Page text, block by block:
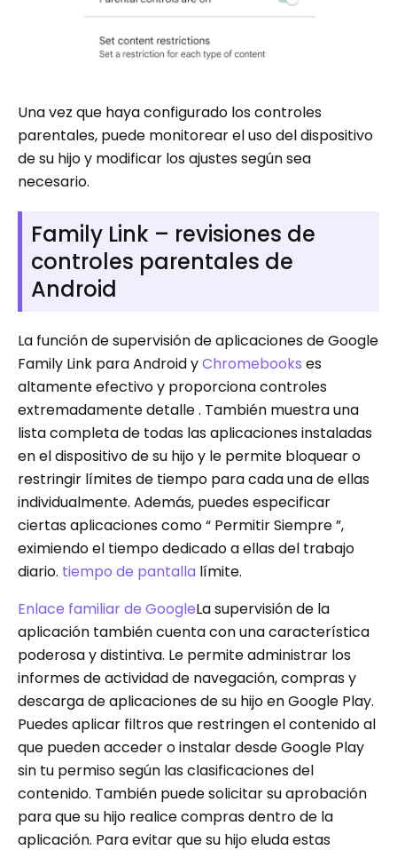
Una vez que haya configurado los controles
parentales, puede monitorear el uso del dispositivo
de su hijo y modificar los ajustes según sea
necesario.
Family Link – revisiones de
controles parentales de
Android
La función de supervisión de aplicaciones de Google
Family Link para Android yChromebooks es
altamente efectivo y proporciona controles
extremadamente detalle . También muestra una
lista completa de todas las aplicaciones instaladas
en el dispositivo de su hijo y le permite bloquear o
restringir límites de tiempo para cada una de ellas
individualmente. Además, puedes especificar
ciertas aplicaciones como “ Permitir Siempre ”,
eximiendo el tiempo dedicado a ellas del trabajo
diario. tiempo de pantalla límite.
Enlace familiar de GoogleLa supervisión de la
aplicación también cuenta con una característica
poderosa y distintiva. Le permite administrar los
informes de actividad de navegación, compras y
descarga de aplicaciones de su hijo en Google Play.
Puedes aplicar filtros que restringen el contenido al
que pueden acceder o instalar desde Google Play
sin tu permiso según las clasificaciones del
contenido. También puede solicitar su aprobación
para que su hijo realice compras dentro de la
aplicación. Para evitar que su hijo eluda estas